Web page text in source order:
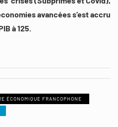
avancées s’est accru
à 125.
ÉCONOMIQUE FRANCOPHONE